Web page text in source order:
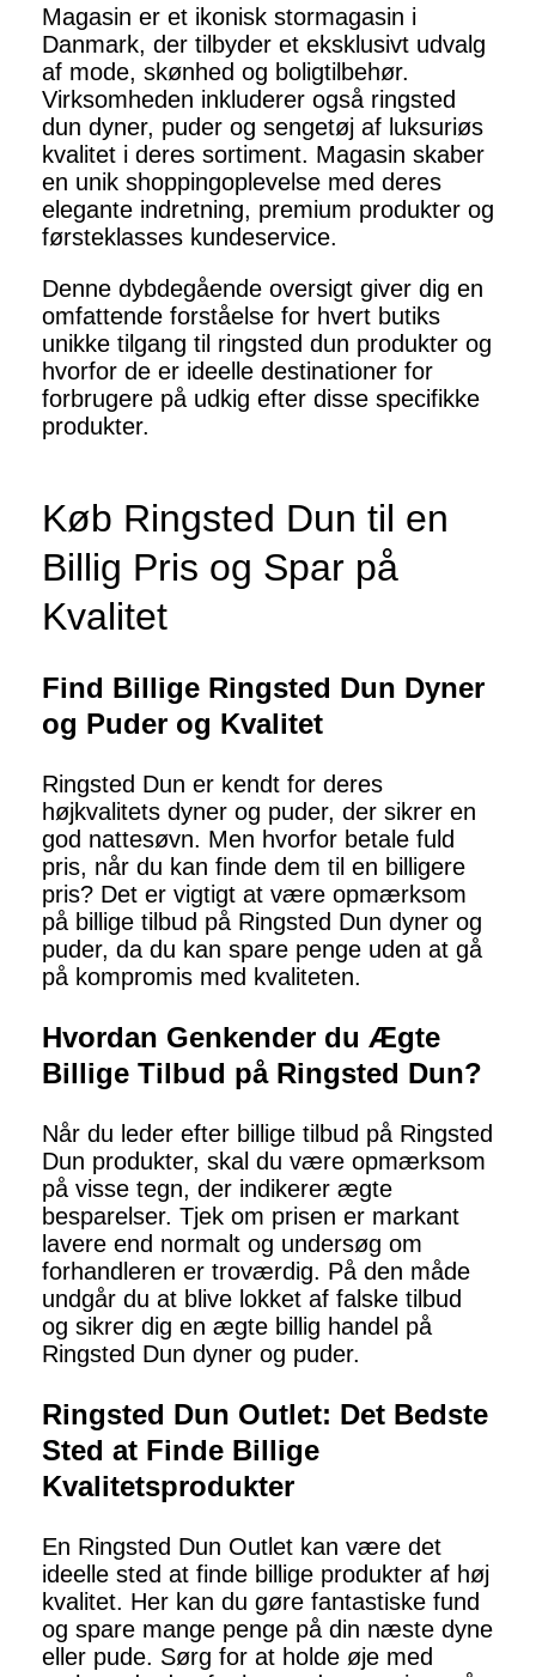
Magasin er et ikonisk stormagasin i
Danmark, der tilbyder et eksklusivt udvalg
af mode, skønhed og boligtilbehør.
Virksomheden inkluderer også ringsted
dun dyner, puder og sengetøj af luksuriøs
kvalitet i deres sortiment. Magasin skaber
en unik shoppingoplevelse med deres
elegante indretning, premium produkter og
førsteklasses kundeservice.
Denne dybdegående oversigt giver dig en
omfattende forståelse for hvert butiks
unikke tilgang til ringsted dun produkter og
hvorfor de er ideelle destinationer for
forbrugere på udkig efter disse specifikke
produkter.
Køb Ringsted Dun til en
Billig Pris og Spar på
Kvalitet
Find Billige Ringsted Dun Dyner
og Puder og Kvalitet
Ringsted Dun er kendt for deres
højkvalitets dyner og puder, der sikrer en
god nattesøvn. Men hvorfor betale fuld
pris, når du kan finde dem til en billigere
pris? Det er vigtigt at være opmærksom
på billige tilbud på Ringsted Dun dyner og
puder, da du kan spare penge uden at gå
på kompromis med kvaliteten.
Hvordan Genkender du Ægte
Billige Tilbud på Ringsted Dun?
Når du leder efter billige tilbud på Ringsted
Dun produkter, skal du være opmærksom
på visse tegn, der indikerer ægte
besparelser. Tjek om prisen er markant
lavere end normalt og undersøg om
forhandleren er troværdig. På den måde
undgår du at blive lokket af falske tilbud
og sikrer dig en ægte billig handel på
Ringsted Dun dyner og puder.
Ringsted Dun Outlet: Det Bedste
Sted at Finde Billige
Kvalitetsprodukter
En Ringsted Dun Outlet kan være det
ideelle sted at finde billige produkter af høj
kvalitet. Her kan du gøre fantastiske fund
og spare mange penge på din næste dyne
eller pude. Sørg for at holde øje med